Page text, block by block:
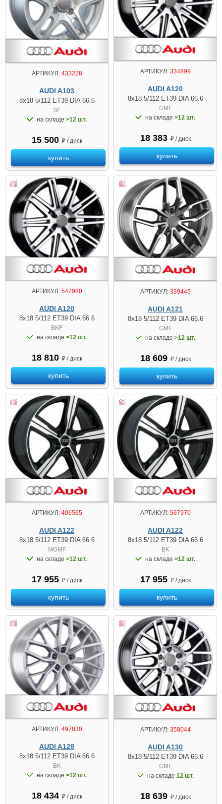
АРТИКУЛ:433228
AUDI A103
8x18 5/112 ET39 DIA 66.6
SF
на складе >12 шт.
15 500 ₽ / диск
купить
АРТИКУЛ:334899
AUDI A120
8x18 5/112 ET39 DIA 66.6
GMF
на складе >12 шт.
18 383 ₽ / диск
купить
АРТИКУЛ:547980
AUDI A120
8x18 5/112 ET39 DIA 66.6
BKF
на складе >12 шт.
18 810 ₽ / диск
купить
АРТИКУЛ:339445
AUDI A121
8x18 5/112 ET39 DIA 66.6
GMF
на складе >12 шт.
18 609 ₽ / диск
купить
АРТИКУЛ:406565
AUDI A122
8x18 5/112 ET39 DIA 66.6
MGMF
на складе >12 шт.
17 955 ₽ / диск
купить
АРТИКУЛ:567970
AUDI A122
8x18 5/112 ET39 DIA 66.6
BK
на складе >12 шт.
17 955 ₽ / диск
купить
АРТИКУЛ:497830
AUDI A128
8x18 5/112 ET39 DIA 66.6
BK
на складе >12 шт.
18 434 ₽ / диск
АРТИКУЛ:358044
AUDI A130
8x18 5/112 ET39 DIA 66.6
GMF
на складе 12 шт.
18 639 ₽ / диск